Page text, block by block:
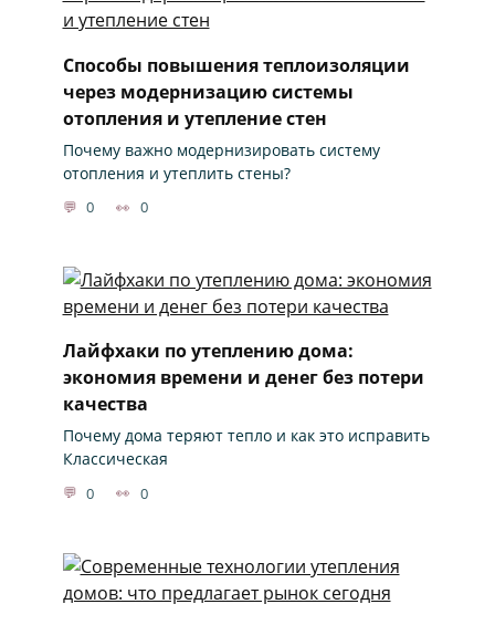
Способы повышения теплоизоляции
через модернизацию системы
отопления и утепление стен
Почему важно модернизировать систему
отопления и утеплить стены?
0 0
Лайфхаки по утеплению дома:
экономия времени и денег без потери
качества
Почему дома теряют тепло и как это исправить
Классическая
0 0